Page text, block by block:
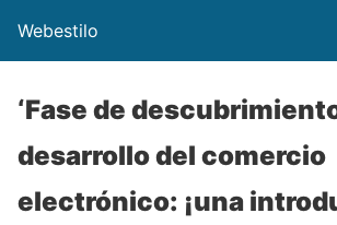
Webestilo
‘Fase de
desarrollo del comercio
electrónico: ¡una